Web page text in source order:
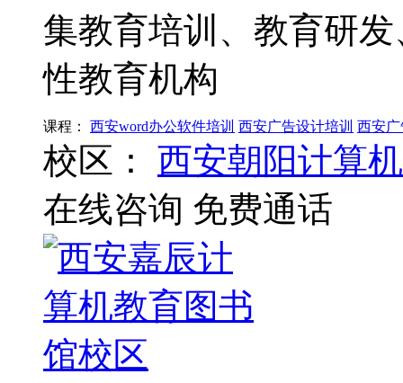
集教育培训、教育研
性教育机构
课程： 西安word办公软件培训 西安广告设计培训 西安
校区：
西安朝阳计算
在线咨询 免费通话